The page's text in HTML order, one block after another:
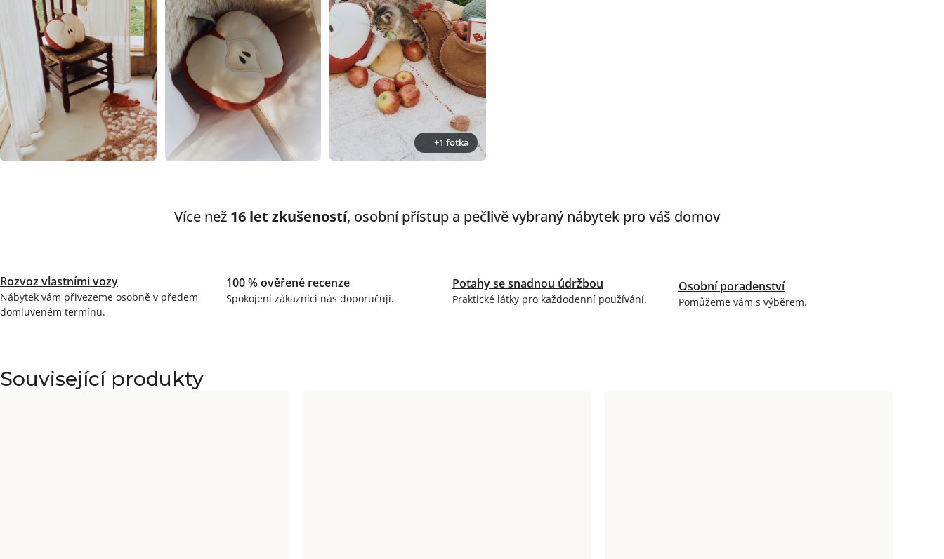
+1 fotka
Více než 16 let zkušeností, osobní přístup a pečlivě vybraný nábytek pro váš domov
Rozvoz vlastními vozy
Nábytek vám přivezeme osobně v předem
domluveném termínu.
100 % ověřené recenze
Spokojení zákazníci nás doporučují.
Potahy se snadnou údržbou
Praktické látky pro každodenní používání.
Osobní poradenství
Pomůžeme vám s výběrem.
Související produkty